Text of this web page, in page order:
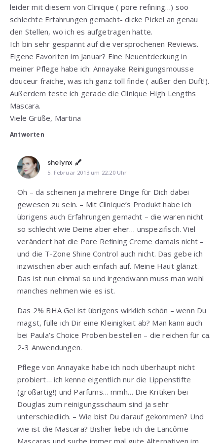
leider mit diesem von Clinique ( pore refining…) soo
schlechte Erfahrungen gemacht- dicke Pickel an genau
den Stellen, wo ich es aufgetragen hatte.
Ich bin sehr gespannt auf die versprochenen Reviews.
Eigene Favoriten im Januar? Eine Neuentdeckung in
meiner Pflege habe ich: Annayake Reinigungsmousse
douceur fraiche, was ich ganz toll finde ( außer den Duft!).
Außerdem teste ich gerade die Clinique High Lengths
Mascara.
Viele Grüße, Martina
Antworten
shelynx
5. Februar 2013 um 22:20 Uhr
Oh – da scheinen ja mehrere Dinge für Dich dabei
gewesen zu sein. – Mit Clinique’s Produkt habe ich
übrigens auch Erfahrungen gemacht – die waren nicht
so schlecht wie Deine aber eher… unspezifisch. Viel
verändert hat die Pore Refining Creme damals nicht –
und die T-Zone Shine Control auch nicht. Das gebe ich
inzwischen aber auch einfach auf. Meine Haut glänzt.
Das ist nun einmal so und irgendwann muss man wohl
manches nehmen wie es ist.
Das 2% BHA Gel ist übrigens wirklich schön – wenn Du
magst, fülle ich Dir eine Kleinigkeit ab? Man kann auch
bei Paula’s Choice Proben bestellen – die reichen für ca.
2-3 Anwendungen.
Pflege von Annayake habe ich noch überhaupt nicht
probiert… ich kenne eigentlich nur die Lippenstifte
(großartig!) und Parfums… mmh… Die Kritiken bei
Douglas zum reinigungsschaum sind ja sehr
unterschiedlich. – Wie bist Du darauf gekommen? Und
wie ist die Mascara? Bisher liebe ich die Lancôme
Mascaras und suche immer mal gute Alternativen im